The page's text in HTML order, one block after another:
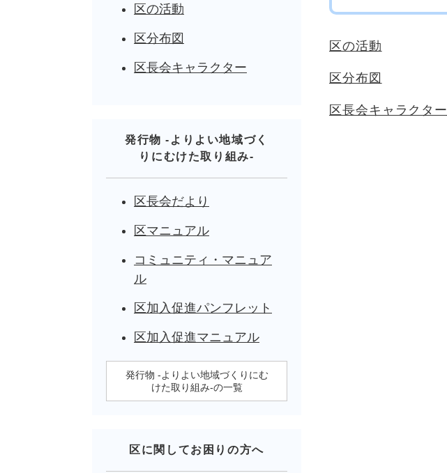
区の活動
区分布図
区長会キャラクター
区の活動
区分布図
区長会キャラクター
発行物 -よりよい地域づく
りにむけた取り組み-
区長会だより
区マニュアル
コミュニティ・マニュア
ル
区加入促進パンフレット
区加入促進マニュアル
発行物 -よりよい地域づくりにむ
けた取り組み-の一覧
区に関してお困りの方へ